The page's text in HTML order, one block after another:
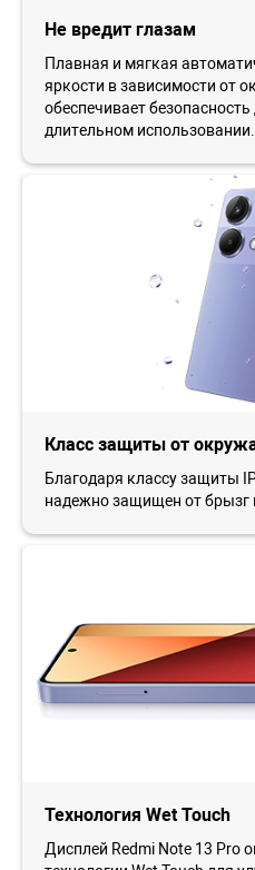
Не вредит глазам
Плавная и мягкая
яркости в зависимости от
обеспечивает
длительном использовании.
Класс защиты от
Благодаря классу защиты
надежно защищен от брызг
Технология Wet Touch
Дисплей Redmi Note 13 Pro